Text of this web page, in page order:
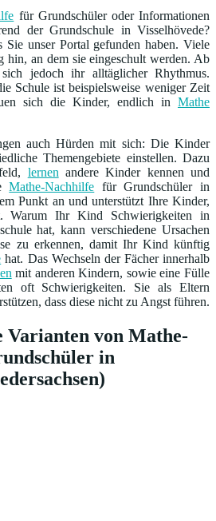
für Grundschüler oder Informationen
der Grundschule in Visselhövede?
unser Portal gefunden haben. Viele
hin, an dem sie eingeschult werden. Ab
jedoch ihr alltäglicher Rhythmus.
Schule ist beispielsweise weniger Zeit
sich die Kinder, endlich in Mathe
auch Hürden mit sich: Die Kinder
Themengebiete einstellen. Dazu
lernen andere Kinder kennen und
Mathe-Nachhilfe für Grundschüler in
Punkt an und unterstützt Ihre Kinder,
Warum Ihr Kind Schwierigkeiten in
hat, kann verschiedene Ursachen
zu erkennen, damit Ihr Kind künftig
hat. Das Wechseln der Fächer innerhalb
mit anderen Kindern, sowie eine Fülle
oft Schwierigkeiten. Sie als Eltern
dass diese nicht zu Angst führen.
Varianten von Mathe-
in